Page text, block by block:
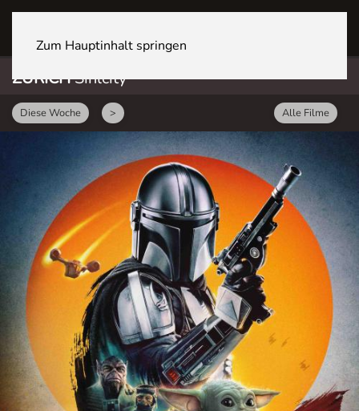
Zum Hauptinhalt springen
ZÜRICHSihlcity
Diese Woche > Alle Filme